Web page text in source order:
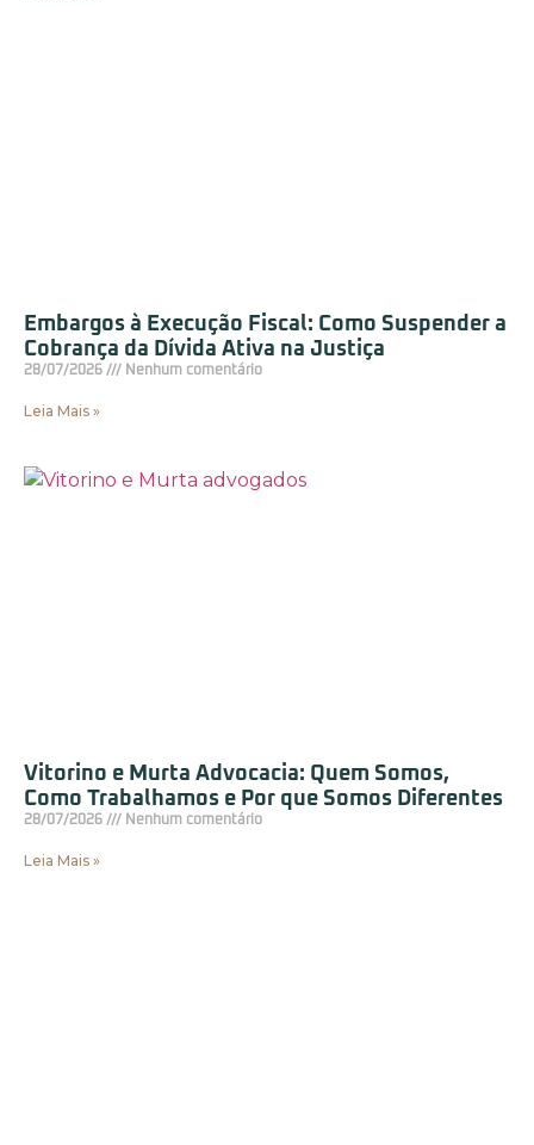
Embargos à Execução Fiscal: Como Suspender a
Cobrança da Dívida Ativa na Justiça
28/07/2026 Nenhum comentário
Leia Mais »
Vitorino e Murta Advocacia: Quem Somos,
Como Trabalhamos e Por que Somos Diferentes
28/07/2026 Nenhum comentário
Leia Mais »